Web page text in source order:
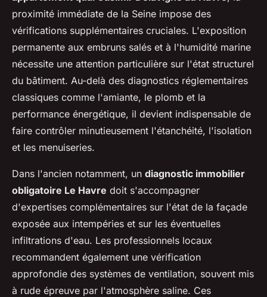
proximité immédiate de la Seine impose des
vérifications supplémentaires cruciales. L'exposition
permanente aux embruns salés et à l'humidité marine
nécessite une attention particulière sur l'état structurel
du bâtiment. Au-delà des diagnostics réglementaires
classiques comme l'amiante, le plomb et la
performance énergétique, il devient indispensable de
faire contrôler minutieusement l'étanchéité, l'isolation
et les menuiseries.
Dans l'ancien notamment, un diagnostic immobilier
obligatoire Le Havre doit s'accompagner
d'expertises complémentaires sur l'état de la façade
exposée aux intempéries et sur les éventuelles
infiltrations d'eau. Les professionnels locaux
recommandent également une vérification
approfondie des systèmes de ventilation, souvent mis
à rude épreuve par l'atmosphère saline. Ces